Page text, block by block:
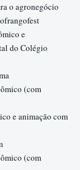
o agronegócio
e
do Colégio
(com
e animação com
(com